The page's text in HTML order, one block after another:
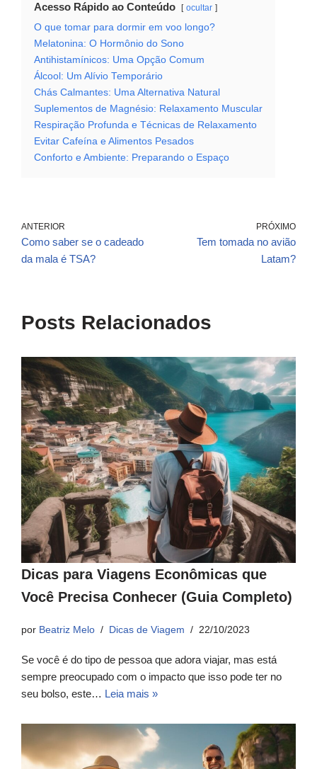
Acesso Rápido ao Conteúdo ocultar
O que tomar para dormir em voo longo?
Melatonina: O Hormônio do Sono
Antihistamínicos: Uma Opção Comum
Álcool: Um Alívio Temporário
Chás Calmantes: Uma Alternativa Natural
Suplementos de Magnésio: Relaxamento Muscular
Respiração Profunda e Técnicas de Relaxamento
Evitar Cafeína e Alimentos Pesados
Conforto e Ambiente: Preparando o Espaço
ANTERIOR
Como saber se o cadeado
da mala é TSA?
PRÓXIMO
Tem tomada no avião
Latam?
Posts Relacionados
Dicas para Viagens Econômicas que
Você Precisa Conhecer (Guia Completo)
por Beatriz Melo Dicas de Viagem 22/10/2023
Se você é do tipo de pessoa que adora viajar, mas está
sempre preocupado com o impacto que isso pode ter no
seu bolso, este… Leia mais »